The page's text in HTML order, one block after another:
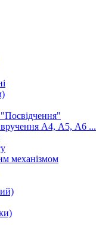
А4, А5, А6 ...
механізмом